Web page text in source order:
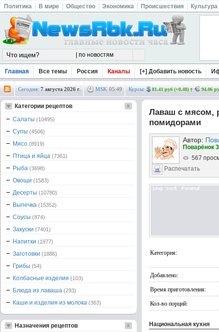
Политика В мире Общество Экономика Происшествия Культура
Главная Все темы Россия Каналы [+] Добавить новость
Сегодня: 7 августа 2026 г. MSK 05:49 Курсы: 81.41 руб (+0.48) 94.06
Лаваш с мясом,
помидорами
Автор:
Поварёнок
567
Распечатать
Категория:
Добавлено:
Время приготовления:
Кол-во порций:
Национальная кухня
Категории рецептов
Салаты (10495)
Супы (4506)
Мясо (8919)
Птица и яйца (7361)
Рыба (3698)
Овощи (1583)
Десерты (10780)
Выпечка (15352)
Соусы (874)
Закуски (7401)
Напитки (1977)
Заготовки (1886)
Грибы (54)
Колбасные изделия (103)
Блюда из лаваша (293)
Каши и изделия из молока (363)
Назначения рецептов